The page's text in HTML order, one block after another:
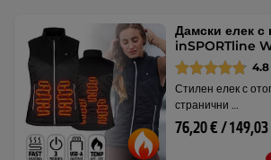
Дамски елек с
inSPORTline
4.8
Стилен елек с
странични …
76,20 € /